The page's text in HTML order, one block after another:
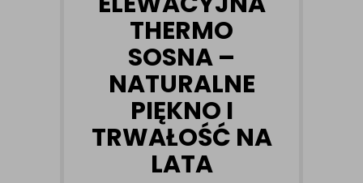
THERMO
SOSNA –
NATURALNE
PIĘKNO I
TRWAŁOŚĆ NA
LATA